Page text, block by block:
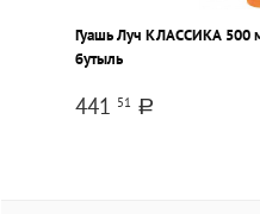
Гуашь Луч КЛАССИКА 500
бутыль
441 51 a